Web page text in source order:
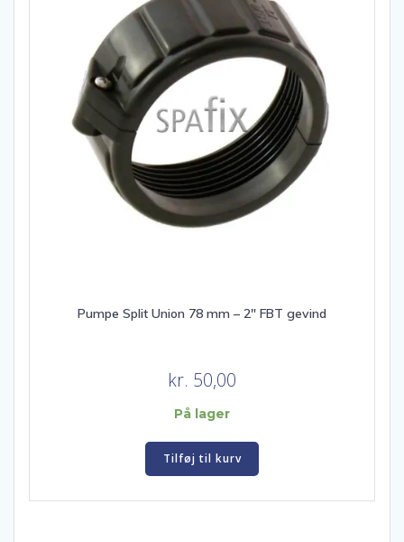
varesiden
Pumpe Split Union 78 mm – 2″ FBT gevind
kr. 50,00
På lager
Tilføj til kurv